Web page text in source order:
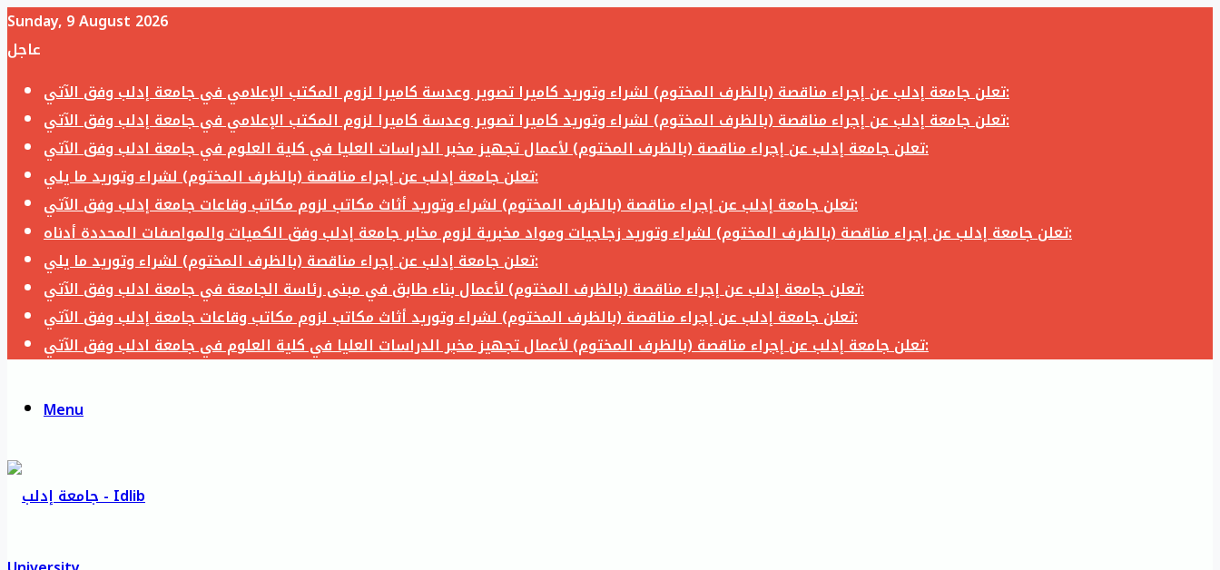
Sunday, 9 August 2026
عاجل
تعلن جامعة إدلب عن إجراء مناقصة (بالظرف المختوم) لشراء وتوريد كاميرا تصوير وعدسة كاميرا لزوم المكتب الإعلامي في جامعة إدلب وفق الآتي:
تعلن جامعة إدلب عن إجراء مناقصة (بالظرف المختوم) لشراء وتوريد كاميرا تصوير وعدسة كاميرا لزوم المكتب الإعلامي في جامعة إدلب وفق الآتي:
تعلن جامعة إدلب عن إجراء مناقصة (بالظرف المختوم) لأعمال تجهيز مخبر الدراسات العليا في كلية العلوم في جامعة ادلب وفق الآتي:
تعلن جامعة إدلب عن إجراء مناقصة (بالظرف المختوم) لشراء وتوريد ما يلي:
تعلن جامعة إدلب عن إجراء مناقصة (بالظرف المختوم) لشراء وتوريد أثاث مكاتب لزوم مكاتب وقاعات جامعة إدلب وفق الآتي:
تعلن جامعة إدلب عن إجراء مناقصة (بالظرف المختوم) لشراء وتوريد زجاجيات ومواد مخبرية لزوم مخابر جامعة إدلب وفق الكميات والمواصفات المحددة أدناه:
تعلن جامعة إدلب عن إجراء مناقصة (بالظرف المختوم) لشراء وتوريد ما يلي:
تعلن جامعة إدلب عن إجراء مناقصة (بالظرف المختوم) لأعمال بناء طابق في مبنى رئاسة الجامعة في جامعة ادلب وفق الآتي:
تعلن جامعة إدلب عن إجراء مناقصة (بالظرف المختوم) لشراء وتوريد أثاث مكاتب لزوم مكاتب وقاعات جامعة إدلب وفق الآتي:
تعلن جامعة إدلب عن إجراء مناقصة (بالظرف المختوم) لأعمال تجهيز مخبر الدراسات العليا في كلية العلوم في جامعة ادلب وفق الآتي:
Menu